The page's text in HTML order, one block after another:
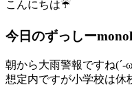
こんにちは☔
今日のずっしー
朝から大雨警報ですね(´-
想定内ですが小学校は休